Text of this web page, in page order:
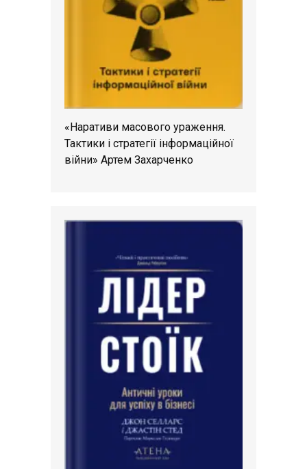
«Наративи масового ураження.
Тактики і стратегії інформаційної
війни» Артем Захарченко